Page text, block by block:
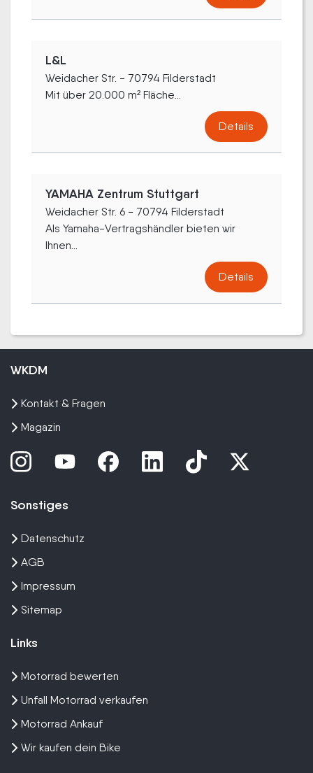
L&L
Weidacher Str. - 70794 Filderstadt
Mit über 20.000 m² Fläche...
Details
YAMAHA Zentrum Stuttgart
Weidacher Str. 6 - 70794 Filderstadt
Als Yamaha-Vertragshändler bieten wir
Ihnen...
Details
WKDM
Kontakt & Fragen
Magazin
Sonstiges
Datenschutz
AGB
Impressum
Sitemap
Links
Motorrad bewerten
Unfall Motorrad verkaufen
Motorrad Ankauf
Wir kaufen dein Bike